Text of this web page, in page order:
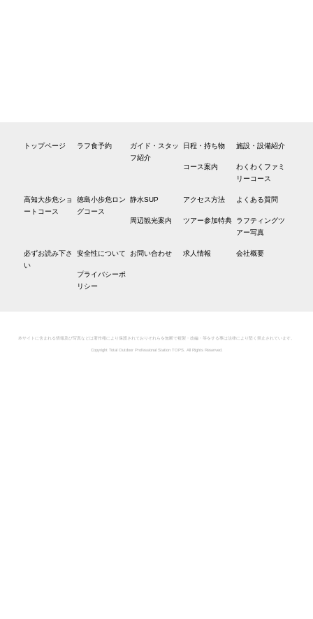
トップページ ラフ食予約
ガイド・スタッ
フ紹介
日程・持ち物 施設・設備紹介
コース案内
わくわくファミ
リーコース
高知大歩危ショ
ートコース
徳島小歩危ロン
グコース
静水SUP アクセス方法 よくある質問
周辺観光案内 ツアー参加特典
ラフティングツ
アー写真
必ずお読み下さ
い
安全性について お問い合わせ 求人情報 会社概要
プライバシーポ
リシー
本サイトに含まれる情報及び写真などは著作権により保護されておりそれらを無断で複製・改編・等をする事は法律により堅く禁止されています。
Copyright Total Outdoor Professional Station TOPS. All Rights Reserved.